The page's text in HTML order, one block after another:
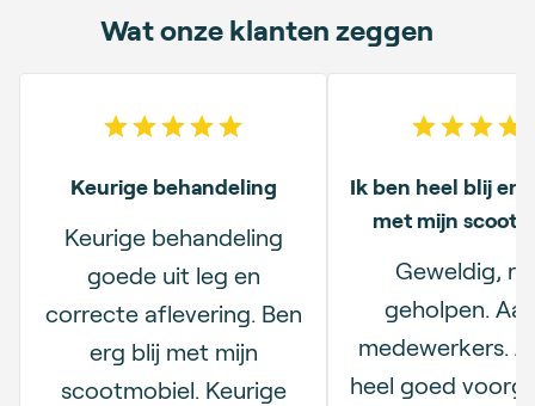
Wat onze klanten zeggen
5 out of 5 stars
Keurige behandeling
Keurige behandeling
goede uit leg en
correcte aflevering. Ben
erg blij met mijn
scootmobiel. Keurige
5 out
Ik ben heel blij en
met mijn
Geweldig,
geholpen.
medewerkers.
heel goed